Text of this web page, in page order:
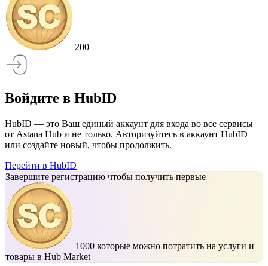
200
Войдите в HubID
HubID — это Ваш единый аккаунт для входа во все сервисы
от Astana Hub и не только. Авторизуйтесь в аккаунт HubID
или создайте новый, чтобы продолжить.
Перейти в HubID
Завершите регистрацию чтобы получить первые
1000 которые можно потратить на услуги и
товары в Hub Market